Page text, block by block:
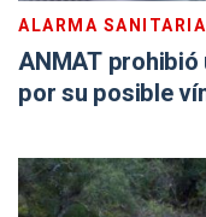
ALARMA SANITARIA
ANMAT prohibió
por su posible